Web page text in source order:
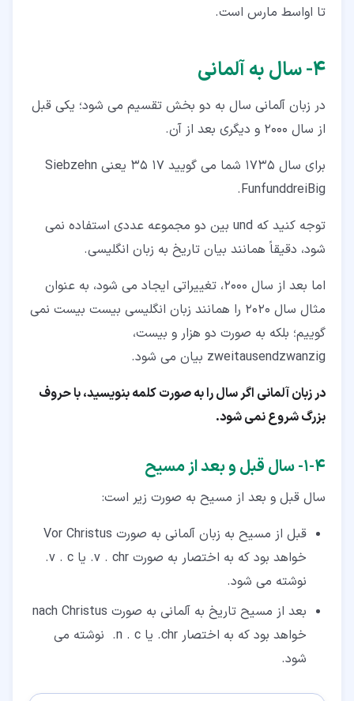
تا اواسط مارس است.
۴‏- سال به آلمانی
در زبان آلمانی سال به دو بخش تقسیم می شود؛ یکی قبل
از سال 2000 و دیگری بعد از آن.
برای سال 1735 شما می گویید 17 35 یعنی Siebzehn
FunfunddreiBig.
توجه کنید که und بین دو مجموعه عددی استفاده نمی
شود، دقیقاً همانند بیان تاریخ به زبان انگلیسی.
اما بعد از سال 2000، تغییراتی ایجاد می شود، به عنوان
مثال سال 2020 را همانند زبان انگلیسی بیست بیست نمی
گوییم؛ بلکه به صورت دو هزار و بیست،
zweitausendzwanzig بیان می شود.
در زبان آلمانی اگر سال را به صورت کلمه بنویسید، با حروف
بزرگ شروع نمی شود.
۴‏-‏۱‏- سال قبل و بعد از مسیح
سال قبل و بعد از مسیح به صورت زیر است:
قبل از مسیح به زبان آلمانی به صورت Vor Christus
خواهد بود که به اختصار به صورت v . chr. یا v . c.
نوشته می شود.
بعد از مسیح تاریخ به آلمانی به صورت nach Christus
خواهد بود که به اختصار chr. یا n . c. نوشته می
شود.